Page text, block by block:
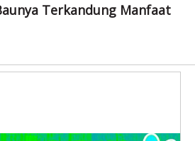
Terkandung Manfaat